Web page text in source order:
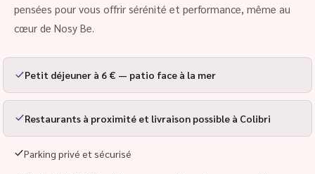
pensées pour vous offrir sérénité et performance, même au
cœur de Nosy Be.
Petit déjeuner à 6 € — patio face à la mer
Restaurants à proximité et livraison possible à Colibri
Parking privé et sécurisé